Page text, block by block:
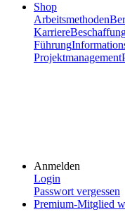
Shop
Arbeitsmethoden
Karriere
Führung
Projektmanagement
Anmelden
Login
Passwort vergessen
Premium-Mitglied